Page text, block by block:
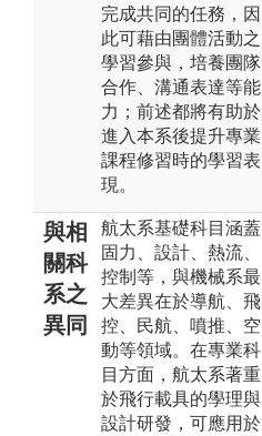
完成共同的任務，因
此可藉由團體活動之
學習參與，培養團隊
合作、溝通表達等能
力；前述都將有助於
進入本系後提升專業
課程修習時的學習表
現。
與相
關科
系之
異同
航太系基礎科目涵蓋
固力、設計、熱流、
控制等，與機械系最
大差異在於導航、飛
控、民航、噴推、空
動等領域。在專業科
目方面，航太系著重
於飛行載具的學理與
設計研發，可應用於